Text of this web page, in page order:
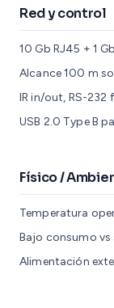
Red y control
10 Gb RJ45 + 1
Alcance 100 m
IR in/out, RS-232
USB 2.0 Type B
Físico /
Temperatura
Bajo consumo
Alimentación